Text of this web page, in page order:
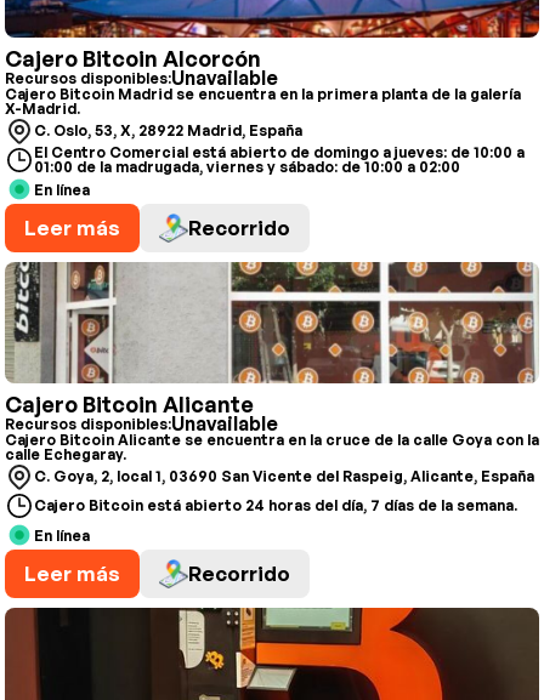
Cajero Bitcoin Alcorcón
Recursos disponibles:Unavailable
Cajero Bitcoin Madrid se encuentra en la primera planta de la galería
X-Madrid.
C. Oslo, 53, X, 28922 Madrid, España
El Centro Comercial está abierto de domingo a jueves: de 10:00 a
01:00 de la madrugada, viernes y sábado: de 10:00 a 02:00
En línea
Leer más Recorrido
Cajero Bitcoin Alicante
Recursos disponibles:Unavailable
Cajero Bitcoin Alicante se encuentra en la cruce de la calle Goya con la
calle Echegaray.
C. Goya, 2, local 1, 03690 San Vicente del Raspeig, Alicante, España
Cajero Bitcoin está abierto 24 horas del día, 7 días de la semana.
En línea
Leer más Recorrido